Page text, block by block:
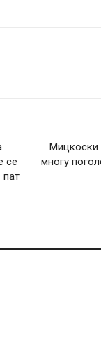
се
пат
Мицкоски
многу